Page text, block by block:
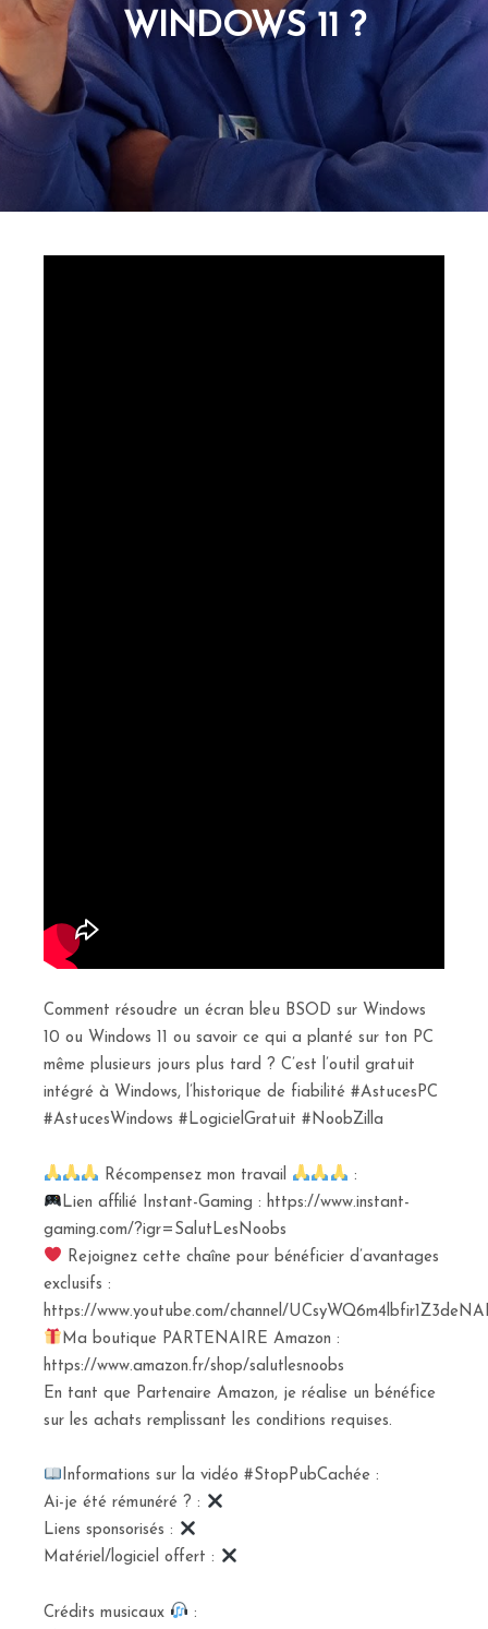
WINDOWS 11 ?
Comment résoudre un écran bleu BSOD sur Windows
10 ou Windows 11 ou savoir ce qui a planté sur ton PC
même plusieurs jours plus tard ? C’est l’outil gratuit
intégré à Windows, l’historique de fiabilité #AstucesPC
#AstucesWindows #LogicielGratuit #NoobZilla
Récompensez mon travail
:
Lien affilié Instant-Gaming : https://www.instant-
gaming.com/?igr=SalutLesNoobs
Rejoignez cette chaîne pour bénéficier d’avantages
exclusifs :
https://www.youtube.com/channel/
Ma boutique PARTENAIRE Amazon :
https://www.amazon.fr/shop/salutlesnoobs
En tant que Partenaire Amazon, je réalise un bénéfice
sur les achats remplissant les conditions requises.
Informations sur la vidéo #StopPubCachée :
Ai-je été rémunéré ? :
Liens sponsorisés :
Matériel/logiciel offert :
Crédits musicaux
: